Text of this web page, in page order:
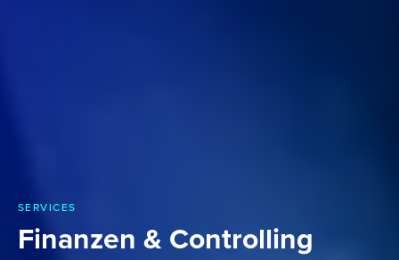
SERVICES
Finanzen & Controlling